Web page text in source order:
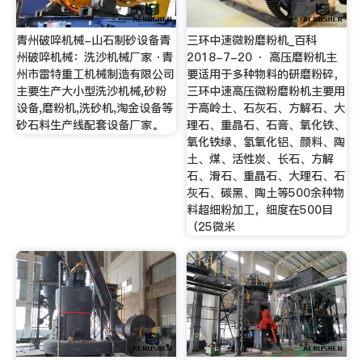
青州破啐机械-山石制砂设备青
州破啐机械：洗沙机械厂家 ·青
州市雷特重工机械制造有限公司
主要生产大小型洗沙机械,砂粉
设备,磨粉机,洗砂机,淘金设备等
砂石料生产线配套设备厂家。
三环中速微粉磨粉机_百科
2018-7-20 · 高压磨粉机主
要适用于多种物料的研磨粉碎，
三环中速高压微粉磨粉机主要用
于高岭土、石灰石、方解石、大
理石、重晶石、石膏、氧化铁、
氧化铁绿、氢氧化铝、颜料、陶
土、煤、活性炭、长石、方解
石、滑石、重晶石、大理石、石
灰石、碳黑、陶土等500余种物
料超细粉加工，细度在500目
（25微米